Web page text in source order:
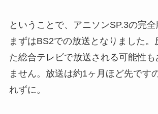
ということで、アニソンSP.3の完全
まずはBS2での放送となりました。
た総合テレビで放送される可能性
ません。放送は約1ヶ月ほど先です
れずに。